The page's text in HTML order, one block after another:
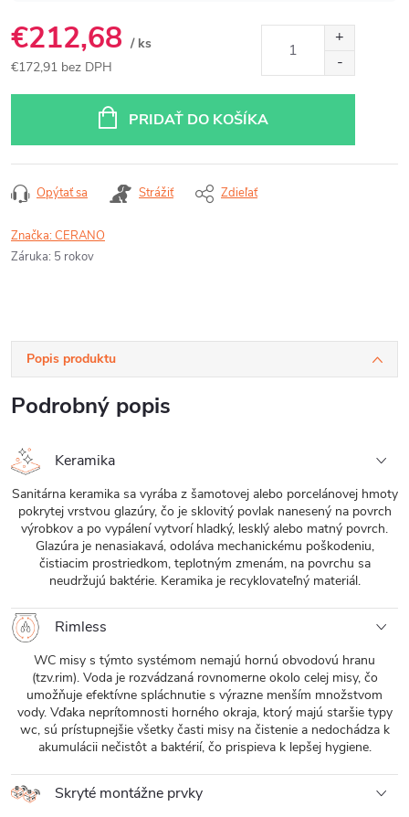
€212,68 / ks
€172,91 bez DPH
PRIDAŤ DO KOŠÍKA
Opýtať sa Strážiť Zdieľať
Značka:CERANO
Záruka: 5 rokov
Popis produktu
Podrobný popis
Keramika
Sanitárna keramika sa vyrába z šamotovej alebo porcelánovej hmoty
pokrytej vrstvou glazúry, čo je sklovitý povlak nanesený na povrch
výrobkov a po vypálení vytvorí hladký, lesklý alebo matný povrch.
Glazúra je nenasiakavá, odoláva mechanickému poškodeniu,
čistiacim prostriedkom, teplotným zmenám, na povrchu sa
neudržujú baktérie. Keramika je recyklovateľný materiál.
Rimless
WC misy s týmto systémom nemajú hornú obvodovú hranu
(tzv.rim). Voda je rozvádzaná rovnomerne okolo celej misy, čo
umožňuje efektívne spláchnutie s výrazne menším množstvom
vody. Vďaka neprítomnosti horného okraja, ktorý majú staršie typy
wc, sú prístupnejšie všetky časti misy na čistenie a nedochádza k
akumulácii nečistôt a baktérií, čo prispieva k lepšej hygiene.
Skryté montážne prvky